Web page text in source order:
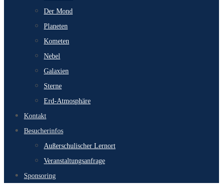
Der Mond
Planeten
Kometen
Nebel
Galaxien
Sterne
Erd-Atmosphäre
Kontakt
Besucherinfos
Außerschulischer Lernort
Veranstaltungsanfrage
Sponsoring